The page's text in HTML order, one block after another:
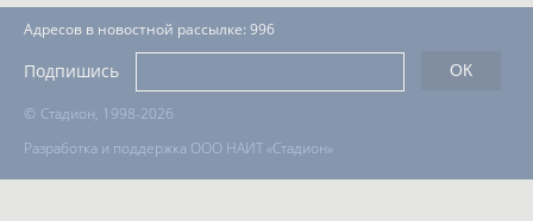
© Стадион, 1998-2026
Разработка и поддержка ООО НАИТ «Стадион»
Адресов в новостной рассылке: 996
Подпишись